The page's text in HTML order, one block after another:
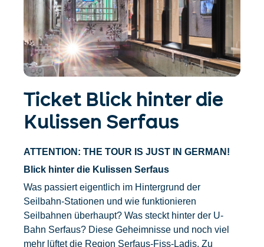
Accommodatie
Ticket- &
Nederlands
+43/5476/6239
info@serfaus-fiss-ladis.at